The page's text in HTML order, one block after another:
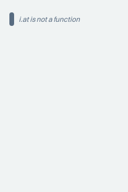
i.at is not a function